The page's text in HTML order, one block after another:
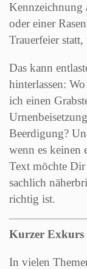
Kennzeichnung
oder einer
Trauerfeier
Das kann
hinterlassen:
ich einen
Beerdigung?
wenn es keinen
Text möchte
sachlich
richtig ist.
Kurzer Exkurs
In vielen